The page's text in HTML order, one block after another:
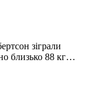
зіграли
близько 88 кг…